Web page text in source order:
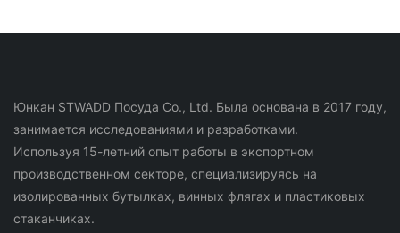
Юнкан STWADD Посуда Co., Ltd. Была основана в 2017 году,
занимается исследованиями и разработками.
Используя 15-летний опыт работы в экспортном
производственном секторе, специализируясь на
изолированных бутылках, винных флягах и пластиковых
стаканчиках.